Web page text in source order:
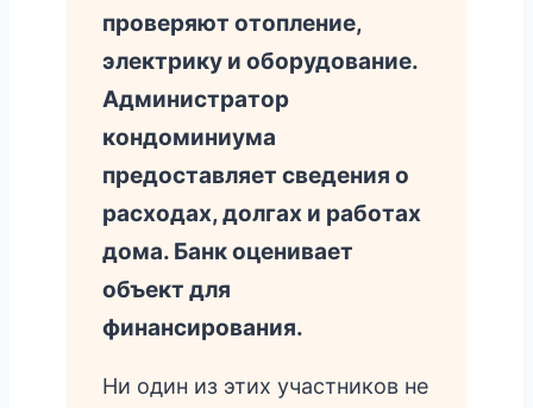
проверяют отопление,
электрику и оборудование.
Администратор
кондоминиума
предоставляет сведения о
расходах, долгах и работах
дома. Банк оценивает
объект для
финансирования.
Ни один из этих участников не